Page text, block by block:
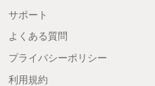
サポート
よくある質問
プライバシーポリシー
利用規約